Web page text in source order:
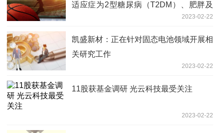
适应症为2型糖尿病（T2DM）、肥胖及
超重体重管理的Ib/IIa期临床试验2023-02-22
凯盛新材：正在针对固态电池领域开展相
关研究工作
2023-02-22
11股获基金调研 光云科技最受关注
2023-02-22